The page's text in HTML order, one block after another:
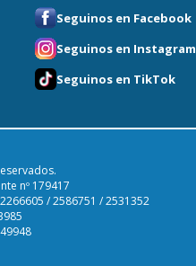
Seguinos en Facebook
Seguinos en Instagram
Seguinos en TikTok
nº 179417
/ 2586751 / 2531352